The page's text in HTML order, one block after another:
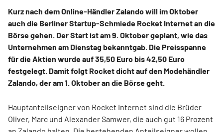
Kurz nach dem Online-Händler Zalando will im Oktober
auch die Berliner Startup-Schmiede Rocket Internet an die
Börse gehen. Der Start ist am 9. Oktober geplant, wie das
Unternehmen am Dienstag bekanntgab. Die Preisspanne
für die Aktien wurde auf 35,50 Euro bis 42,50 Euro
festgelegt. Damit folgt Rocket dicht auf den Modehändler
Zalando, der am 1. Oktober an die Börse geht.
Hauptanteilseigner von Rocket Internet sind die Brüder
Oliver, Marc und Alexander Samwer, die auch gut 16 Prozent